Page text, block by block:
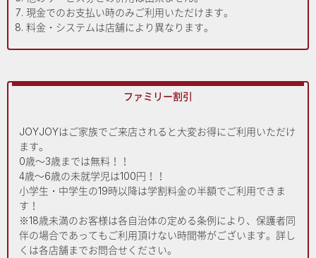
現金でのお支払い時のみご利用いただけます。
料金・システムは店舗により異なります。
ファミリー割引
JOYJOYはご家族でご来店されると大変お得にご利用いただけ
ます。
0歳～3歳までは無料！！
4歳～6歳の未就学児は100円！！
小学生・中学生の19時以降は学割料金の半額でご利用できま
す！
※18歳未満のお客様は各自治体の定める条例により、保護者同
伴の場合であってもご利用頂けない時間帯がございます。詳し
くは各店舗までお問合せください。